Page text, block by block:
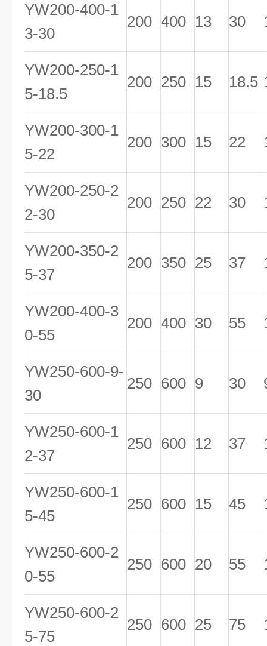
YW200-400-1
3-30
200 400 13 30
YW200-250-1
5-18.5
200 250 15 18.5
YW200-300-1
5-22
200 300 15 22
YW200-250-2
2-30
200 250 22 30
YW200-350-2
5-37
200 350 25 37
YW200-400-3
0-55
200 400 30 55
YW250-600-9-
30
250 600 9 30
YW250-600-1
2-37
250 600 12 37
YW250-600-1
5-45
250 600 15 45
YW250-600-2
0-55
250 600 20 55
YW250-600-2
5-75
250 600 25 75